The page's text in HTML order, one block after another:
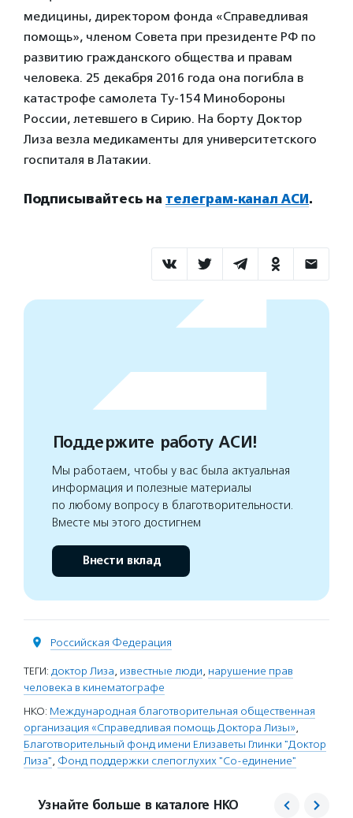
медицины, директором фонда «Справедливая
помощь», членом Совета при президенте РФ по
развитию гражданского общества и правам
человека. 25 декабря 2016 года она погибла в
катастрофе самолета Ту-154 Минобороны
России, летевшего в Сирию. На борту Доктор
Лиза везла медикаменты для университетского
госпиталя в Латакии.
Подписывайтесь на телеграм-канал АСИ.
Поддержите работу АСИ!
Мы работаем, чтобы у вас была актуальная
информация и полезные материалы
по любому вопросу в благотворительности.
Вместе мы этого достигнем
Внести вклад
Российская Федерация
ТЕГИ: доктор Лиза, известные люди, нарушение прав
человека в кинематографе
НКО: Международная благотворительная общественная
организация «Справедливая помощь Доктора Лизы»,
Благотворительный фонд имени Елизаветы Глинки "Доктор
Лиза", Фонд поддержки слепоглухих "Со-единение"
Узнайте больше в каталоге НКО